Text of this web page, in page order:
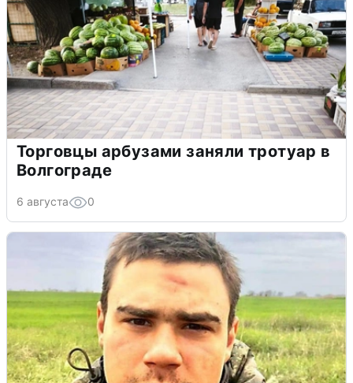
Торговцы арбузами заняли тротуар в
Волгограде
6 августа 0